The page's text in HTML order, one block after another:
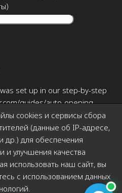
cookies и сервисы сбора
(данные об IP-адресе,
др.) для обеспечения
и улучшения качества
использовать наш сайт, вы
с использованием данных
set up in our step-by-step
guides/auto-opening-